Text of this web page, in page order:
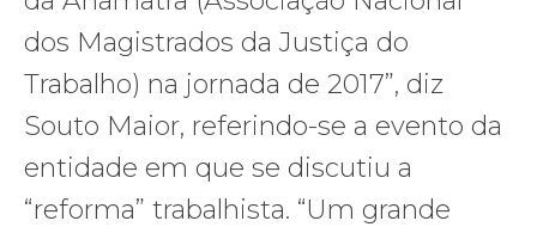
dos Magistrados da Justiça do
Trabalho) na jornada de 2017”, diz
Souto Maior, referindo-se a evento da
entidade em que se discutiu a
“reforma” trabalhista. “Um grande